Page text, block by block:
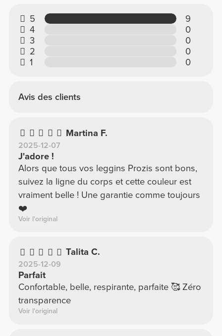
5
9
4
0
3
0
2
0
1
0
Avis des clients
Martina F.
2025-12-07
J'adore !
Alors que tous vos leggins Prozis sont bons,
suivez la ligne du corps et cette couleur est
vraiment belle ! Une garantie comme toujours
❤️
Voir l'original
Talita C.
2025-12-09
Parfait
Confortable, belle, respirante, parfaite 🥰 Zéro
transparence
Voir l'original